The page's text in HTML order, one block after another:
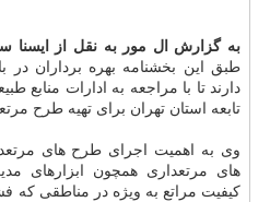
به گزارش ال مور به نقل از ایسنا
طبق این بخشنامه بهره برداران در
دارند تا با مراجعه به ادارات منابع
تابعه استان تهران برای تهیه طرح
وی به اهمیت اجرای طرح های
های مرتعداری همچون ابزارهای
کیفیت مراتع به ویژه در مناطقی که